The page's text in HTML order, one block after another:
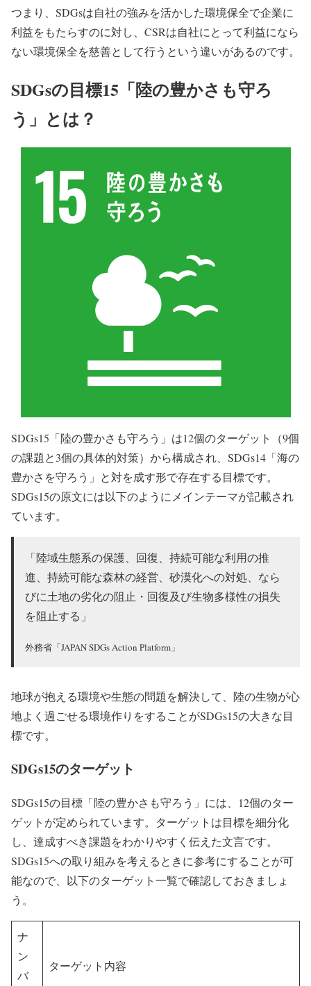
つまり、SDGsは自社の強みを活かした環境保全で企業に
利益をもたらすのに対し、CSRは自社にとって利益になら
ない環境保全を慈善として行うという違いがあるのです。
SDGsの目標15「陸の豊かさも守ろ
う」とは？
SDGs15 「陸の豊かさも守ろう」 は12個のターゲット（9個
の課題と3個の具体的対策）から構成され、SDGs14「海の
豊かさを守ろう」と対を成す形で存在する目標です。
SDGs15の原文には以下のようにメインテーマが記載され
ています。
「陸域生態系の保護、回復、持続可能な利用の推
進、持続可能な森林の経営、砂漠化への対処、なら
びに土地の劣化の阻止・回復及び生物多様性の損失
を阻止する」
外務省「JAPAN SDGs Action Platform」
地球が抱える環境や生態の問題を解決して、陸の生物が心
地よく過ごせる環境作りをすることがSDGs15の大きな目
標です。
SDGs15のターゲット
SDGs15の目標「陸の豊かさも守ろう」には、12個のター
ゲットが定められています。ターゲットは目標を細分化
し、達成すべき課題をわかりやすく伝えた文言です。
SDGs15への取り組みを考えるときに参考にすることが可
能なので、以下のターゲット一覧で確認しておきましょ
う。
ナ
ン
バ
ターゲット内容